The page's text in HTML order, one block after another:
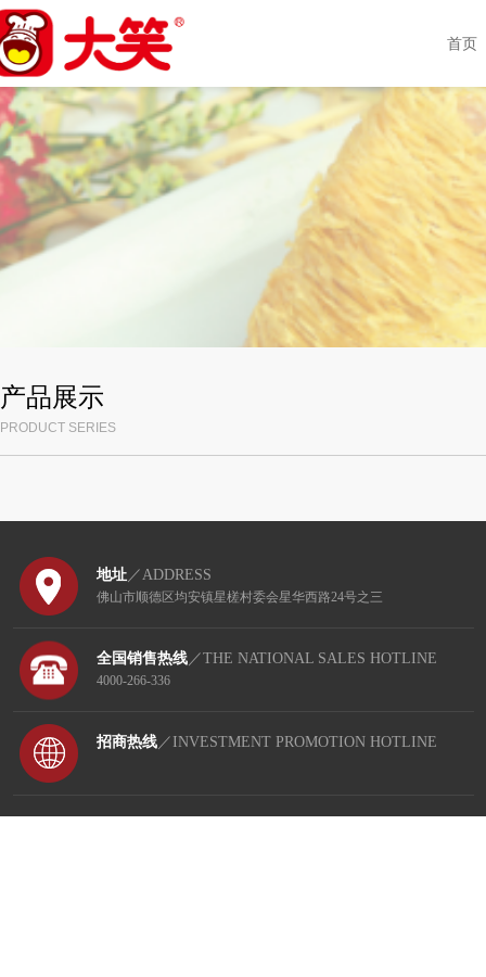
首页
产品展示
PRODUCT SERIES
地址／ADDRESS
佛山市顺德区均安镇星槎村委会星华西路24号之三
全国销售热线／THE NATIONAL SALES HOTLINE
4000-266-336
招商热线／INVESTMENT PROMOTION HOTLINE